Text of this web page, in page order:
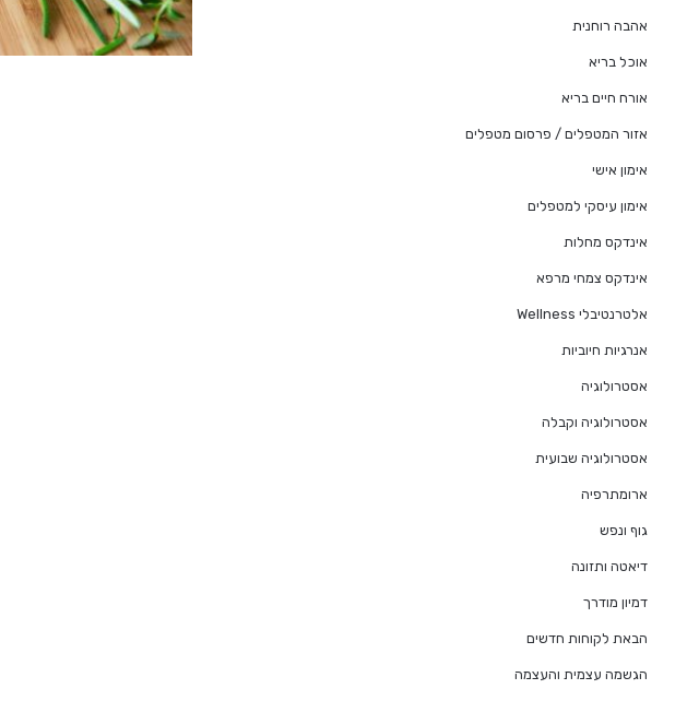
אהבה רוחנית
אוכל בריא
אורח חיים בריא
אזור המטפלים / פרסום מטפלים
אימון אישי
אימון עיסקי למטפלים
אינדקס מחלות
אינדקס צמחי מרפא
אלטרנטיבלי Wellness
אנרגיות חיוביות
אסטרולוגיה
אסטרולוגיה וקבלה
אסטרולוגיה שבועית
ארומתרפיה
גוף ונפש
דיאטה ותזונה
דמיון מודרך
הבאת לקוחות חדשים
הגשמה עצמית והעצמה